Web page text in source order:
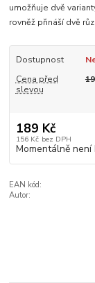
umožňuje dvě
rovněž přináší dvě
Dostupnost
Cena před
slevou
189 Kč
156 Kč bez DPH
Momentálně není
EAN kód:
Autor: